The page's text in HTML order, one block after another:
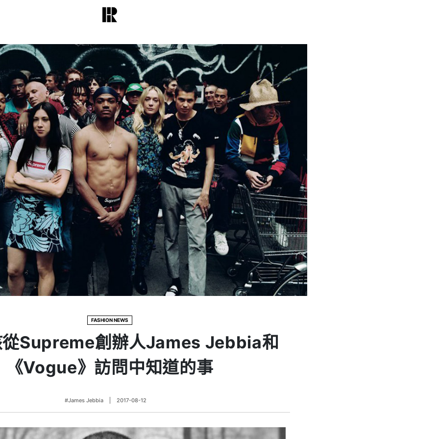
FASHION NEWS
Supreme創辦人James Jebbia和
《Vogue》訪問中知道的事
#James Jebbia 2017-08-12